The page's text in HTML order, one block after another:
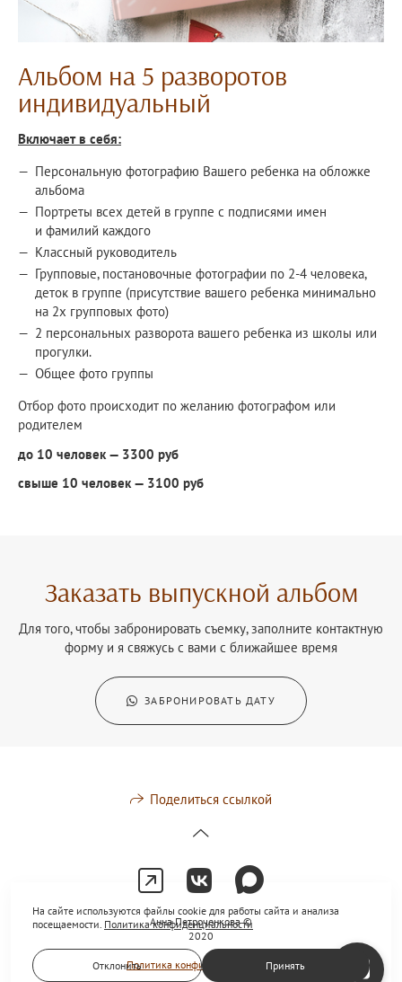
Альбом на 5 разворотов
индивидуальный
Включает в себя:
Персональную фотографию Вашего ребенка на обложке
альбома
Портреты всех детей в группе с подписями имен
и фамилий каждого
Классный руководитель
Групповые, постановочные фотографии по 2-4 человека,
деток в группе (присутствие вашего ребенка минимально
на 2х групповых фото)
2 персональных разворота вашего ребенка из школы или
прогулки.
Общее фото группы
Отбор фото происходит по желанию фотографом или
родителем
до 10 человек — 3300 руб
свыше 10 человек — 3100 руб
Заказать выпускной альбом
Для того, чтобы забронировать съемку, заполните контактную
форму и я свяжусь с вами с ближайшее время
ЗАБРОНИРОВАТЬ ДАТУ
Поделиться ссылкой
Анна Петроченкова ©
2020
Политика конфиденциальности
На сайте используются файлы cookie для работы сайта и анализа
посещаемости. Политика конфиденциальности
Отклонить Принять